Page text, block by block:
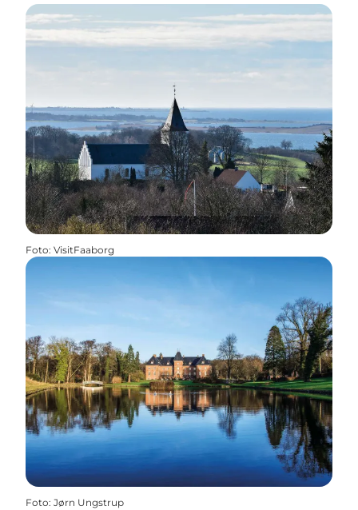
Foto: VisitFaaborg
Foto: Jørn Ungstrup